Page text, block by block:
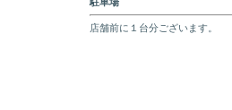
店舗前に１台分ございます。